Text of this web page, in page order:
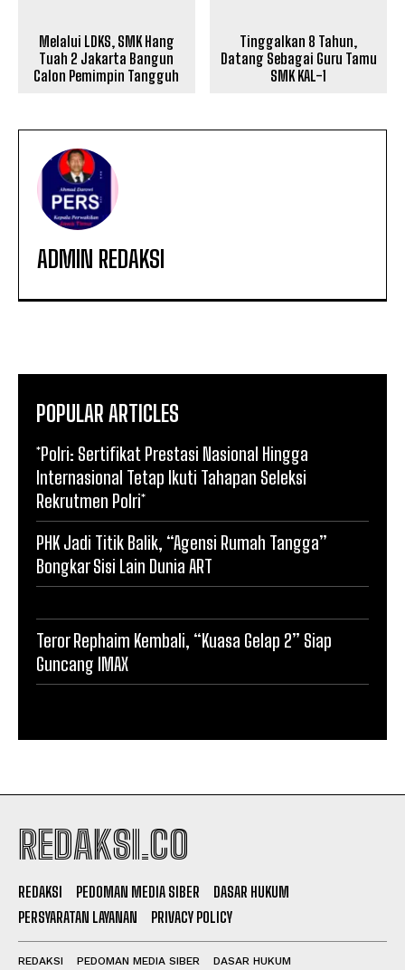
Melalui LDKS, SMK Hang
Tuah 2 Jakarta Bangun
Calon Pemimpin Tangguh
Tinggalkan 8 Tahun,
Datang Sebagai Guru Tamu
SMK KAL-1
ADMIN REDAKSI
POPULAR ARTICLES
*Polri: Sertifikat Prestasi Nasional Hingga
Internasional Tetap Ikuti Tahapan Seleksi
Rekrutmen Polri*
PHK Jadi Titik Balik, “Agensi Rumah Tangga”
Bongkar Sisi Lain Dunia ART
Teror Rephaim Kembali, “Kuasa Gelap 2” Siap
Guncang IMAX
REDAKSI.CO
REDAKSI PEDOMAN MEDIA SIBER
DASAR HUKUM
PERSYARATAN LAYANAN
PRIVACY POLICY
REDAKSI PEDOMAN MEDIA SIBER
DASAR HUKUM